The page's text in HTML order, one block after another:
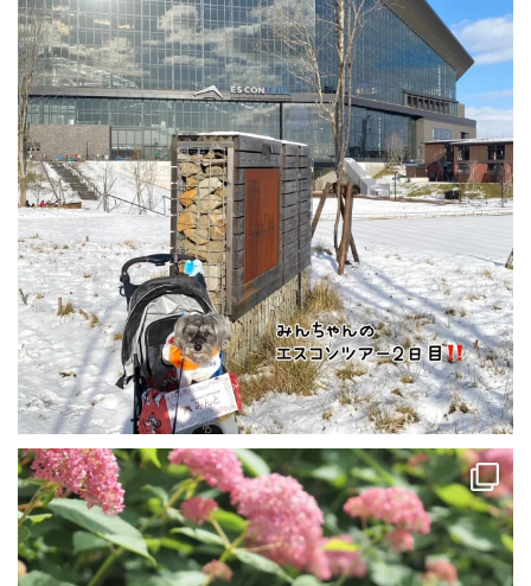
37 2
7月10日毎日☀
ここんとこ☀続きで布団干し〜
洗濯物もあっという間に乾きます...
130 0